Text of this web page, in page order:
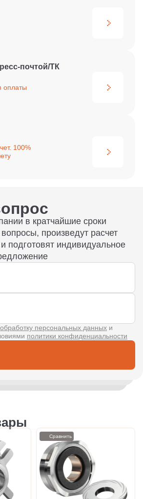
почтой/ТК
оплаты
100%
в кратчайшие сроки
произведут расчет
подготовят индивидуальное
обработку персональных данных и
политики конфиденциальности
Сравнить